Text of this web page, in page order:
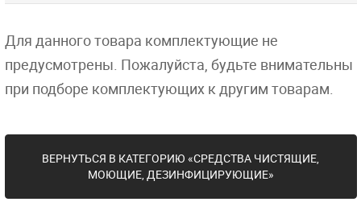
Для данного товара комплектующие не
предусмотрены. Пожалуйста, будьте внимательны
при подборе комплектующих к другим товарам.
ВЕРНУТЬСЯ В КАТЕГОРИЮ «СРЕДСТВА ЧИСТЯЩИЕ,
МОЮЩИЕ, ДЕЗИНФИЦИРУЮЩИЕ»